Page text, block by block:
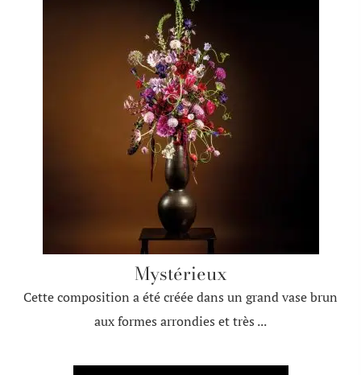
Mystérieux
Cette composition a été créée dans un grand vase brun
aux formes arrondies et très ...